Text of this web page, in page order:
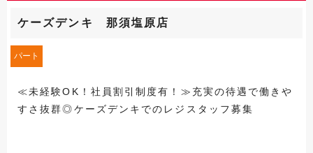
ケーズデンキ 那須塩原店
パート
≪未経験OK！社員割引制度有！≫充実の待遇で働きや
すさ抜群◎ケーズデンキでのレジスタッフ募集